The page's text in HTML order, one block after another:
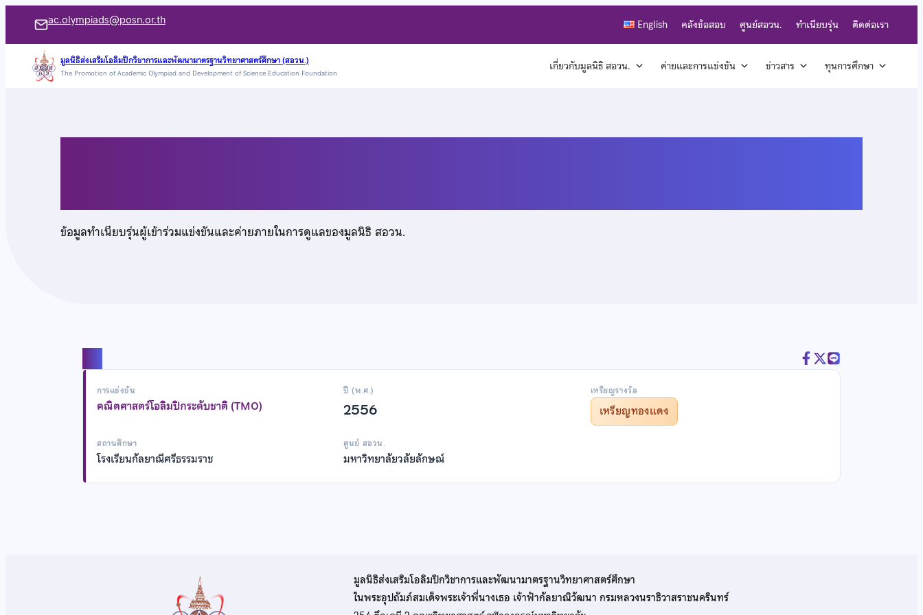
เนื้อหา
ac.olympiads@posn.or.th English คลังข้อสอบ ศูนย์สอวน. ทำเนียบรุ่น ติดต่อเรา
มูลนิธิส่งเสริมโอลิมปิกวิชาการและพัฒนามาตรฐานวิทยาศาสตร์ศึกษา (สอวน.)
The Promotion of Academic Olympiad and Development of Science Education Foundation เกี่ยวกับมูลนิธิ สอวน. ค่ายและการแข่งขัน ข่าวสาร ทุนการศึกษา
ข้อมูลทำเนียบรุ่นผู้เข้าร่วมแข่งขันและค่ายภายในการดูแลของมูลนิธิ สอวน.
การแข่งขัน
คณิตศาสตร์โอลิมปิกระดับชาติ (TMO)
ปี (พ.ศ.)
2556
เหรียญรางวัล
เหรียญทองแดง
สถานศึกษา
โรงเรียนกัลยาณีศรีธรรมราช
ศูนย์ สอวน.
มหาวิทยาลัยวลัยลักษณ์
มูลนิธิส่งเสริมโอลิมปิกวิชาการและพัฒนามาตรฐานวิทยาศาสตร์ศึกษา
ในพระอุปถัมภ์สมเด็จพระเจ้าพี่นางเธอ เจ้าฟ้ากัลยาณิวัฒนา กรมหลวงนราธิวาสราชนครินทร์